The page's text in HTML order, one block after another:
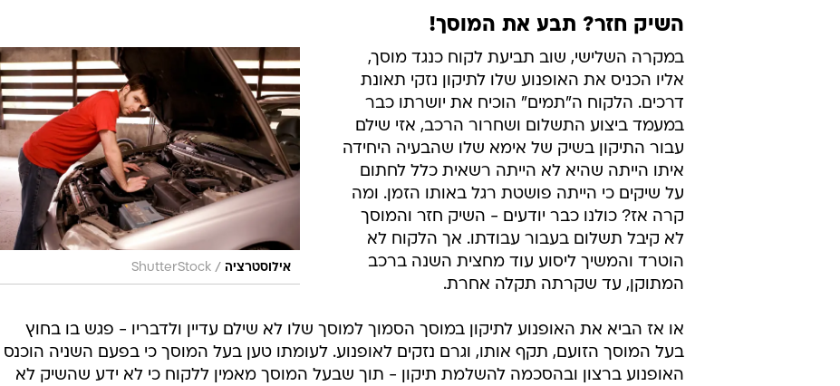
השיק חזר? תבע את המוסך!
אילוסטרציה /
ShutterStock
במקרה השלישי, שוב תביעת לקוח כנגד מוסך,
אליו הכניס את האופנוע שלו לתיקון נזקי תאונת
דרכים. הלקוח ה"תמים" הוכיח את יושרתו כבר
במעמד ביצוע התשלום ושחרור הרכב, אזי שילם
עבור התיקון בשיק של אימא שלו שהבעיה היחידה
איתו הייתה שהיא לא הייתה רשאית כלל לחתום
על שיקים כי הייתה פושטת רגל באותו הזמן. ומה
קרה אז? כולנו כבר יודעים - השיק חזר והמוסך
לא קיבל תשלום בעבור עבודתו. אך הלקוח לא
הוטרד והמשיך ליסוע עוד מחצית השנה ברכב
המתוקן, עד שקרתה תקלה אחרת.
או אז הביא את האופנוע לתיקון במוסך הסמוך למוסך שלו לא שילם עדיין ולדבריו - פגש בו בחוץ
בעל המוסך הזועם, תקף אותו, וגרם נזקים לאופנוע. לעומתו טען בעל המוסך כי בפעם השניה הוכנס
האופנוע ברצון ובהסכמה להשלמת תיקון - תוך שבעל המוסך מאמין ללקוח כי לא ידע שהשיק לא